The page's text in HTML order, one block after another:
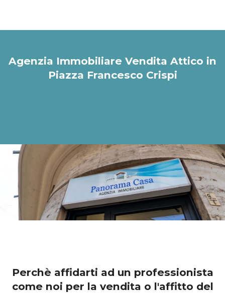
Agenzia Immobiliare Vendita Attico in
Piazza Francesco Crispi
Perchè affidarti ad un professionista
come noi per la vendita o l'affitto del